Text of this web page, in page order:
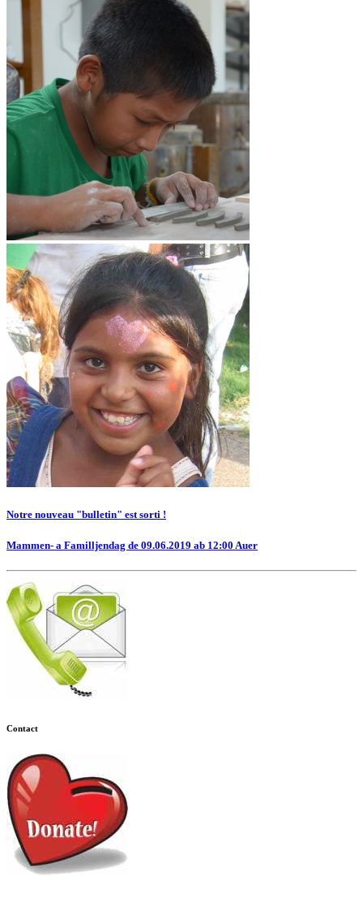
Notre nouveau "bulletin" est sorti !
Mammen- a Familljendag de 09.06.2019 ab 12:00 Auer
Contact